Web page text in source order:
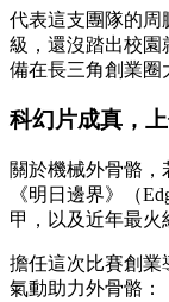
代表這支團隊的周
級，還沒踏出校園
備在長三角創業圈
科幻片成真，
關於機械外骨骼，
《明日邊界》（
甲，以及近年最火
擔任這次比賽創業
氣動助力外骨骼：